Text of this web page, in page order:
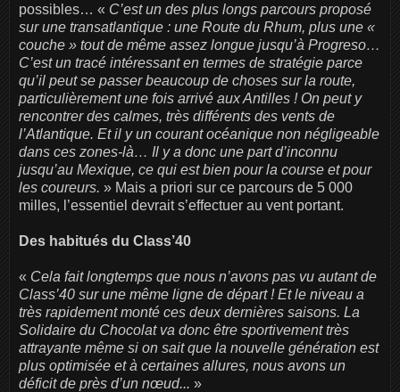
possibles… « C’est un des plus longs parcours proposé
sur une transatlantique : une Route du Rhum, plus une «
couche » tout de même assez longue jusqu’à Progreso…
C’est un tracé intéressant en termes de stratégie parce
qu’il peut se passer beaucoup de choses sur la route,
particulièrement une fois arrivé aux Antilles ! On peut y
rencontrer des calmes, très différents des vents de
l’Atlantique. Et il y un courant océanique non négligeable
dans ces zones-là… Il y a donc une part d’inconnu
jusqu’au Mexique, ce qui est bien pour la course et pour
les coureurs. » Mais a priori sur ce parcours de 5 000
milles, l’essentiel devrait s’effectuer au vent portant.
Des habitués du Class’40
« Cela fait longtemps que nous n’avons pas vu autant de
Class’40 sur une même ligne de départ ! Et le niveau a
très rapidement monté ces deux dernières saisons. La
Solidaire du Chocolat va donc être sportivement très
attrayante même si on sait que la nouvelle génération est
plus optimisée et à certaines allures, nous avons un
déficit de près d’un nœud... »